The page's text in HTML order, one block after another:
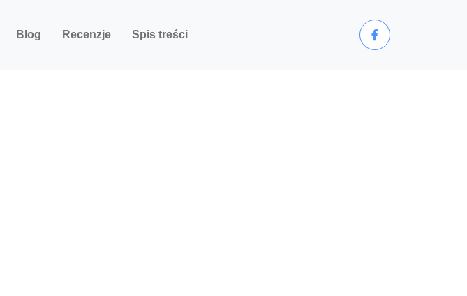
Blog Recenzje Spis treści